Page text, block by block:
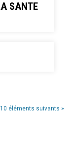
SANTE
10 éléments suivants »